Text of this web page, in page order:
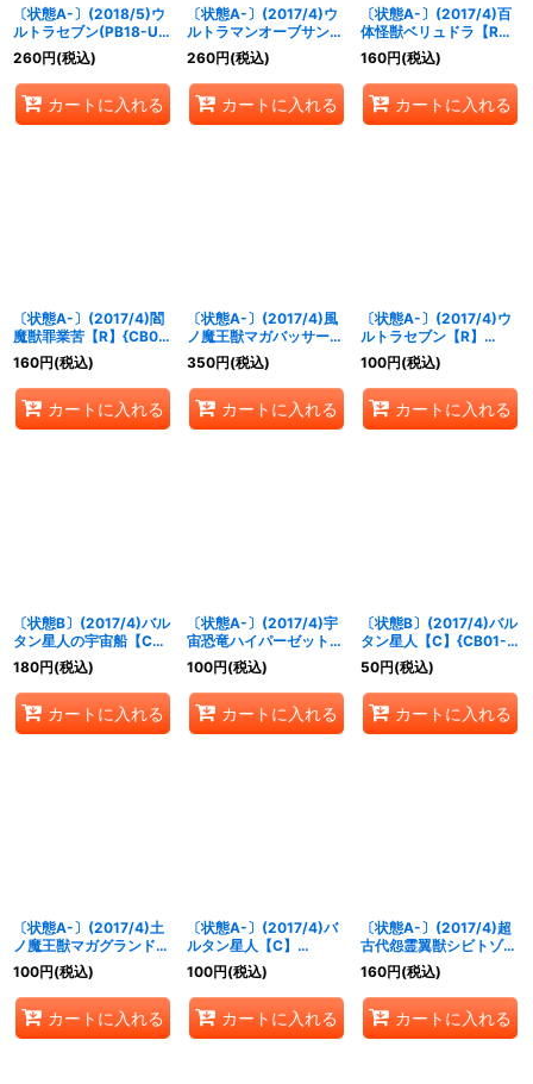
〔状態A-〕(2018/5)ウ
ルトラセブン(PB18-U収
録)【R】{CB01-042}
《青》
260円(税込)
カートに入れる
〔状態A-〕(2017/4)ウ
ルトラマンオーブサンダ
ーブレスター【R】
{CB01-049}《多》
260円(税込)
カートに入れる
〔状態A-〕(2017/4)百
体怪獣ベリュドラ【R】
{CB01-024}《紫》
160円(税込)
カートに入れる
〔状態A-〕(2017/4)閻
魔獣罪業苦【R】{CB01-
025}《多》
160円(税込)
カートに入れる
〔状態A-〕(2017/4)風
ノ魔王獣マガバッサー
【C】{CB01-003}
《赤》
350円(税込)
カートに入れる
〔状態A-〕(2017/4)ウ
ルトラセブン【R】
{CB01-042}《青》
100円(税込)
カートに入れる
〔状態B〕(2017/4)バル
タン星人の宇宙船【C】
{CB01-054}《多》
180円(税込)
カートに入れる
〔状態A-〕(2017/4)宇
宙恐竜ハイパーゼットン
(ギガント)【R】{CB01-
007}《赤》
100円(税込)
カートに入れる
〔状態B〕(2017/4)バル
タン星人【C】{CB01-
026}《多》
50円(税込)
カートに入れる
〔状態A-〕(2017/4)土
ノ魔王獣マガグランドキ
ング【R】{CB01-009}
《赤》
100円(税込)
カートに入れる
〔状態A-〕(2017/4)バ
ルタン星人【C】
{CB01-026}《多》
100円(税込)
カートに入れる
〔状態A-〕(2017/4)超
古代怨霊翼獣シビトゾイ
ガー【C】{CB01-032}
《青》
160円(税込)
カートに入れる